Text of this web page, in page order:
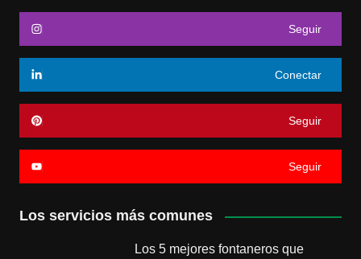
Seguir
Conectar
Seguir
Seguir
Los servicios más comunes
Los 5 mejores fontaneros que